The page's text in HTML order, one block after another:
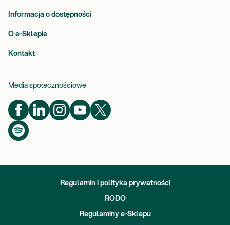
Informacja o dostępności
O e-Sklepie
Kontakt
Media społecznościowe
Regulamin i polityka prywatności
RODO
Regulaminy e-Sklepu